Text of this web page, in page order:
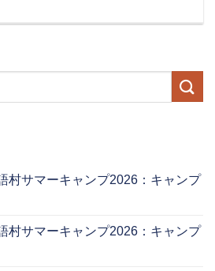
村サマーキャンプ2026：キャンプ
村サマーキャンプ2026：キャンプ